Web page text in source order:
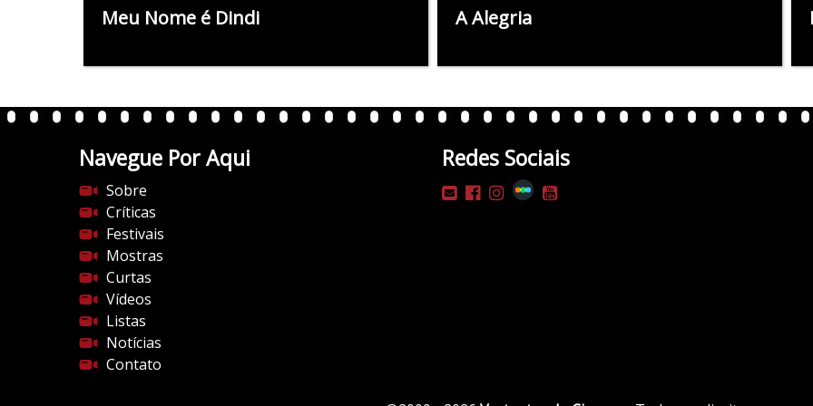
Meu Nome é Dindi A Alegria
Navegue Por Aqui
Sobre
Críticas
Festivais
Mostras
Curtas
Vídeos
Listas
Notícias
Contato
Redes Sociais